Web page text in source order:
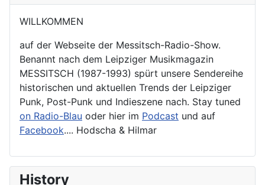
WILLKOMMEN
auf der Webseite der Messitsch-Radio-Show.
Benannt nach dem Leipziger Musikmagazin
MESSITSCH (1987-1993) spürt unsere Sendereihe
historischen und aktuellen Trends der Leipziger
Punk, Post-Punk und Indieszene nach. Stay tuned
on Radio-Blau oder hier im Podcast und auf
Facebook.... Hodscha & Hilmar
History